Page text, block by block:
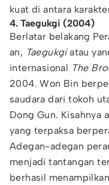
kuat di antara
4. Taegukgi (2004)
Berlatar belakang
an, Taegukgiatau
internasional The
2004. Won Bin
saudara dari tokoh
Dong Gun. Kisahnya
yang terpaksa
Adegan-adegan
menjadi tantangan
berhasil